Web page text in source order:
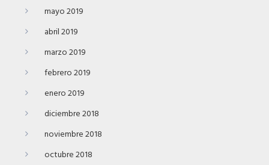
mayo 2019
abril 2019
marzo 2019
febrero 2019
enero 2019
diciembre 2018
noviembre 2018
octubre 2018